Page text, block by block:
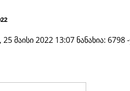
მაისი 2022 13:07 ნანახია: 6798